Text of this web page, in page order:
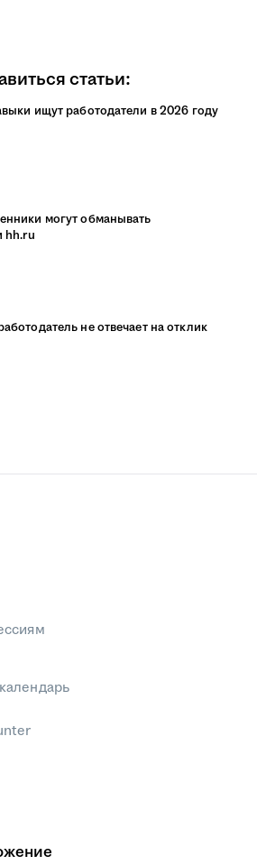
статьи:
ищут работодатели в 2026 году
могут обманывать
hh.ru
не отвечает на отклик